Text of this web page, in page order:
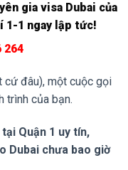
gia visa Dubai của
1-1 ngay lập tức!
264
cứ đâu), một cuộc gọi
trình của bạn.
Quận 1 uy tín,
Dubai chưa bao giờ